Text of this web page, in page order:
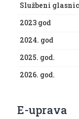
Službeni
2023 god
2024. god
2025. god.
2026. god.
E-uprava